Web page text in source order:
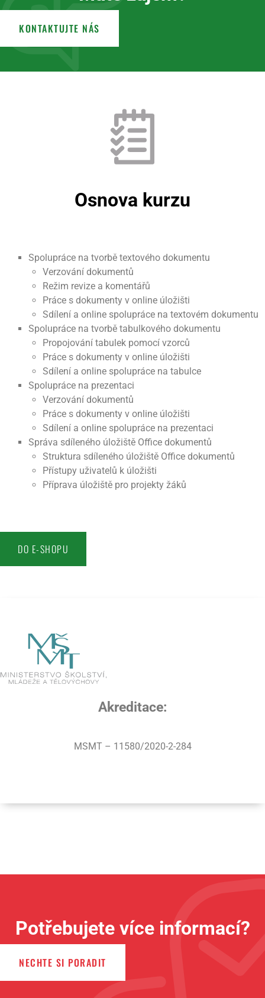
KONTAKTUJTE NÁS
Osnova kurzu
Spolupráce na tvorbě textového dokumentu
Verzování dokumentů
Režim revize a komentářů
Práce s dokumenty v online úložišti
Sdílení a online spolupráce na textovém dokumentu
Spolupráce na tvorbě tabulkového dokumentu
Propojování tabulek pomocí vzorců
Práce s dokumenty v online úložišti
Sdílení a online spolupráce na tabulce
Spolupráce na prezentaci
Verzování dokumentů
Práce s dokumenty v online úložišti
Sdílení a online spolupráce na prezentaci
Správa sdíleného úložiště Office dokumentů
Struktura sdíleného úložiště Office dokumentů
Přístupy uživatelů k úložišti
Příprava úložiště pro projekty žáků
DO E-SHOPU
Akreditace:
MSMT – 11580/2020-2-284
Potřebujete více informací?
NECHTE SI PORADIT